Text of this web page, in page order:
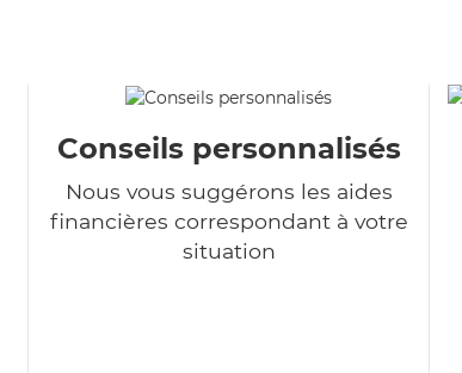
Conseils personnalisés
Nous vous suggérons les aides
financières correspondant à votre
situation